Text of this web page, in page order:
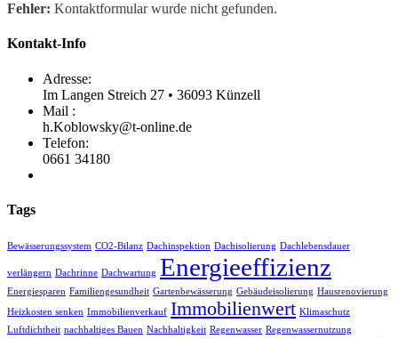
Fehler: Kontaktformular wurde nicht gefunden.
Kontakt-Info
Adresse:
Im Langen Streich 27 • 36093 Künzell
Mail :
h.Koblowsky@t-online.de
Telefon:
0661 34180
Tags
Bewässerungssystem CO2-Bilanz Dachinspektion Dachisolierung Dachlebensdauer
verlängern Dachrinne Dachwartung Energieeffizienz
Energiesparen Familiengesundheit Gartenbewässerung Gebäudeisolierung Hausrenovierung
Heizkosten senken Immobilienverkauf Immobilienwert Klimaschutz
Luftdichtheit nachhaltiges Bauen Nachhaltigkeit Regenwasser Regenwassernutzung